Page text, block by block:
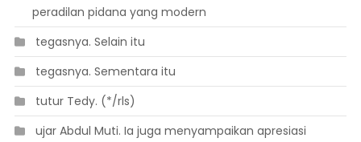
peradilan pidana yang modern
 tegasnya. Selain itu
 tegasnya. Sementara itu
 tutur Tedy. (*/rls)
 ujar Abdul Muti. Ia juga menyampaikan apresiasi